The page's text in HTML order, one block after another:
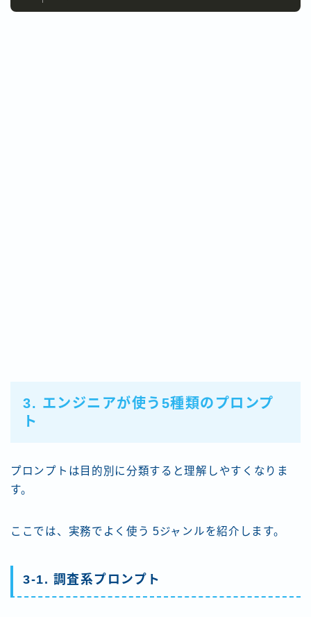
3. エンジニアが使う5種類のプロンプ
ト
プロンプトは目的別に分類すると理解しやすくなりま
す。
ここでは、実務でよく使う 5ジャンルを紹介します。
3-1. 調査系プロンプト